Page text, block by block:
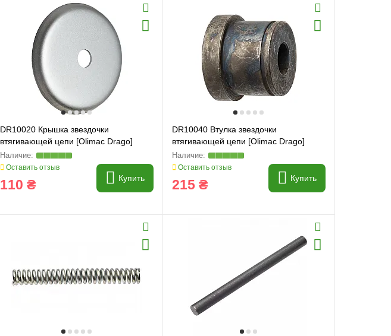
DR10020 Крышка звездочки
втягивающей цепи [Olimac Drago]
Оставить отзыв
110 ₴ Купить
DR10040 Втулка звездочки
втягивающей цепи [Olimac Drago]
Оставить отзыв
215 ₴ Купить